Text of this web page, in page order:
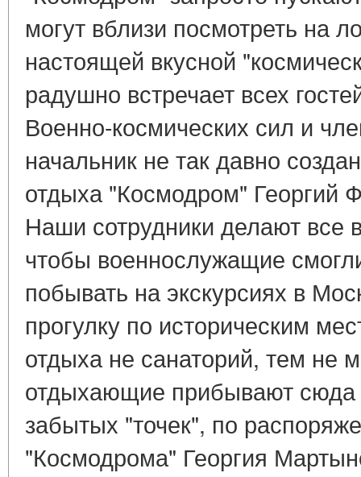
могут вблизи посмотреть на
настоящей вкусной
радушно встречает всех
Военно-космических сил и
начальник не так давно
отдыха "Космодром" Георгий
Наши сотрудники делают все
чтобы военнослужащие
побывать на экскурсиях в
прогулку по историческим
отдыха не санаторий, тем не
отдыхающие прибывают сюда
забытых "точек", по
"Космодрома" Георгия